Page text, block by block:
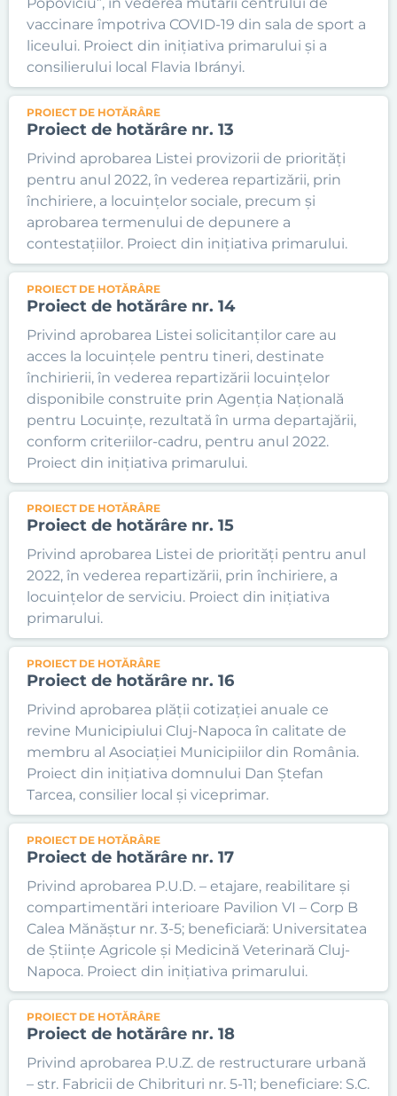
vaccinare împotriva COVID-19 din sala de sport a
liceului. Proiect din inițiativa primarului și a
consilierului local Flavia Ibrányi.
PROIECT DE HOTĂRÂRE
Proiect de hotărâre nr. 13
Privind aprobarea Listei provizorii de priorități
pentru anul 2022, în vederea repartizării, prin
închiriere, a locuințelor sociale, precum și
aprobarea termenului de depunere a
contestațiilor. Proiect din inițiativa primarului.
PROIECT DE HOTĂRÂRE
Proiect de hotărâre nr. 14
Privind aprobarea Listei solicitanților care au
acces la locuințele pentru tineri, destinate
închirierii, în vederea repartizării locuințelor
disponibile construite prin Agenția Națională
pentru Locuințe, rezultată în urma departajării,
conform criteriilor-cadru, pentru anul 2022.
Proiect din inițiativa primarului.
PROIECT DE HOTĂRÂRE
Proiect de hotărâre nr. 15
Privind aprobarea Listei de priorități pentru anul
2022, în vederea repartizării, prin închiriere, a
locuințelor de serviciu. Proiect din inițiativa
primarului.
PROIECT DE HOTĂRÂRE
Proiect de hotărâre nr. 16
Privind aprobarea plății cotizației anuale ce
revine Municipiului Cluj-Napoca în calitate de
membru al Asociației Municipiilor din România.
Proiect din inițiativa domnului Dan Ștefan
Tarcea, consilier local și viceprimar.
PROIECT DE HOTĂRÂRE
Proiect de hotărâre nr. 17
Privind aprobarea P.U.D. – etajare, reabilitare și
compartimentări interioare Pavilion VI – Corp B
Calea Mănăștur nr. 3-5; beneficiară: Universitatea
de Științe Agricole și Medicină Veterinară Cluj-
Napoca. Proiect din inițiativa primarului.
PROIECT DE HOTĂRÂRE
Proiect de hotărâre nr. 18
Privind aprobarea P.U.Z. de restructurare urbană
– str. Fabricii de Chibrituri nr. 5-11; beneficiare: S.C.